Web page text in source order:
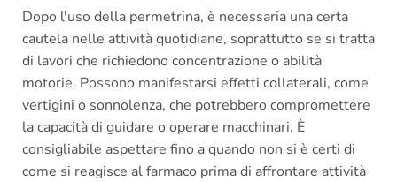
Dopo l'uso della permetrina, è necessaria una certa
cautela nelle attività quotidiane, soprattutto se si tratta
di lavori che richiedono concentrazione o abilità
motorie. Possono manifestarsi effetti collaterali, come
vertigini o sonnolenza, che potrebbero compromettere
la capacità di guidare o operare macchinari. È
consigliabile aspettare fino a quando non si è certi di
come si reagisce al farmaco prima di affrontare attività